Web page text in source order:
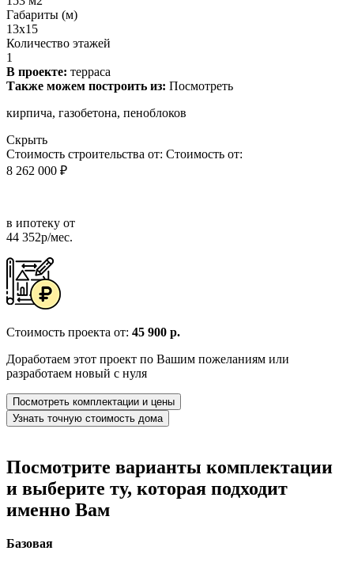
Габариты (м)
13x15
Количество этажей
1
В проекте: терраса
Также можем построить из: Посмотреть
кирпича, газобетона, пеноблоков
Скрыть
Стоимость строительства от: Стоимость от:
8 262 000 ₽
в ипотеку от
44 352р/мес.
Стоимость проекта от: 45 900 р.
Доработаем этот проект по Вашим пожеланиям или
разработаем новый с нуля
Посмотреть комплектации и цены
Узнать точную стоимость дома
Посмотрите варианты комплектации
и выберите ту, которая подходит
именно Вам
Базовая